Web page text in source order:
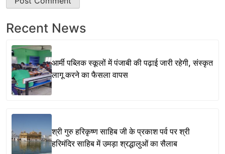
Recent News
आर्मी पब्लिक स्कूलों में पंजाबी की पढ़ाई जारी रहेगी, संस्कृत
लागू करने का फैसला वापस
श्री गुरु हरिकृष्ण साहिब जी के प्रकाश पर्व पर श्री
हरिमंदिर साहिब में उमड़ा श्रद्धालुओं का सैलाब